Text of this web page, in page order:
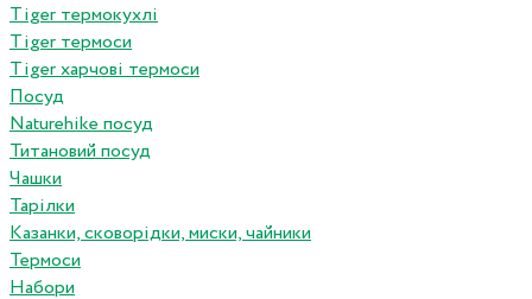
Tiger термокухлі
Tiger термоси
Tiger харчові термоси
Посуд
Naturehike посуд
Титановий посуд
Чашки
Тарілки
Казанки, сковорідки, миски, чайники
Термоси
Набори